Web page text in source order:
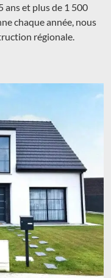
ans et plus de 1 500
chaque année, nous
régionale.